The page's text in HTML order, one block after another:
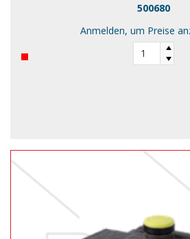
500680
Anmelden, um Preise